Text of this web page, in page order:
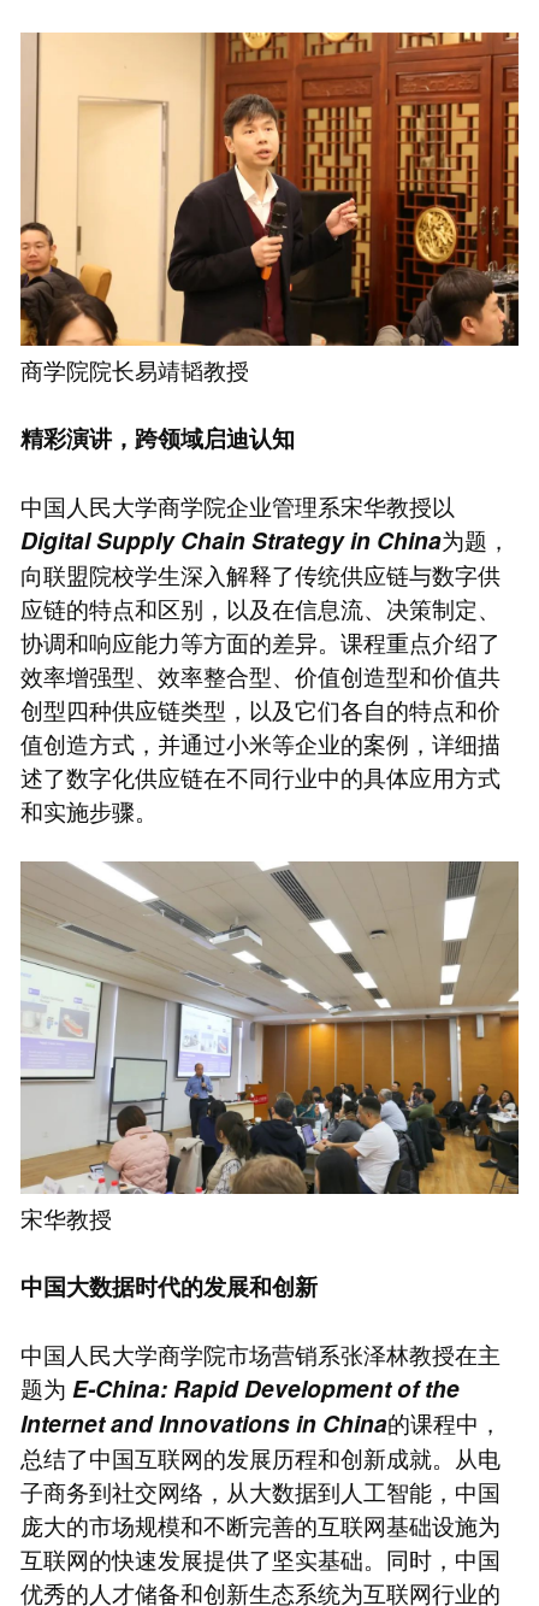
商学院院长易靖韬教授
精彩演讲，跨领域启迪认知
中国人民大学商学院企业管理系宋华教授以
Digital Supply Chain Strategy in China为题，
向联盟院校学生深入解释了传统供应链与数字供
应链的特点和区别，以及在信息流、决策制定、
协调和响应能力等方面的差异。课程重点介绍了
效率增强型、效率整合型、价值创造型和价值共
创型四种供应链类型，以及它们各自的特点和价
值创造方式，并通过小米等企业的案例，详细描
述了数字化供应链在不同行业中的具体应用方式
和实施步骤。
宋华教授
中国大数据时代的发展和创新
中国人民大学商学院市场营销系张泽林教授在主
题为 E-China: Rapid Development of the
Internet and Innovations in China的课程中，
总结了中国互联网的发展历程和创新成就。从电
子商务到社交网络，从大数据到人工智能，中国
庞大的市场规模和不断完善的互联网基础设施为
互联网的快速发展提供了坚实基础。同时，中国
优秀的人才储备和创新生态系统为互联网行业的